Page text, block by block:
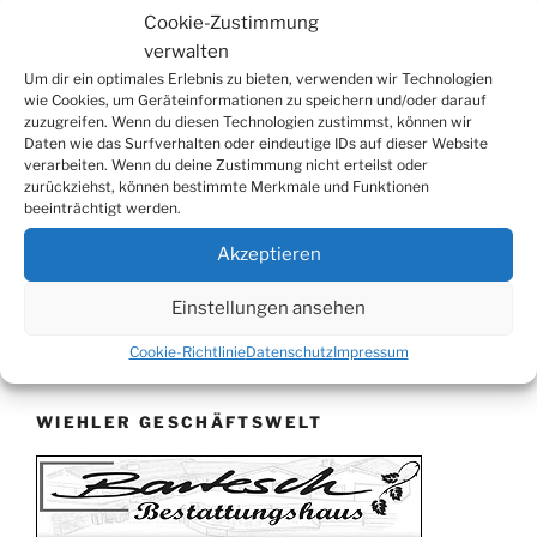
Cookie-Zustimmung
verwalten
Um dir ein optimales Erlebnis zu bieten, verwenden wir Technologien
wie Cookies, um Geräteinformationen zu speichern und/oder darauf
zuzugreifen. Wenn du diesen Technologien zustimmst, können wir
Daten wie das Surfverhalten oder eindeutige IDs auf dieser Website
verarbeiten. Wenn du deine Zustimmung nicht erteilst oder
zurückziehst, können bestimmte Merkmale und Funktionen
beeinträchtigt werden.
Akzeptieren
Einstellungen ansehen
Cookie-RichtlinieDatenschutzImpressum
Beach-Volleyball-Turnier
13.09.
Wandertag
19.09.
Treckertreffen in Hengstenberg
ab 24.09.
Herbstprogramm im Burghaus
26.09.
Herbstbasar
17.10.
80er/90er–Party
Erzquell Brauerei: Halloween Party
07.11.
Katharinenball in der Aula
St. Martin in Oberbantenberg
St. Martin in Weiershagen
10.11.
St. Martin in Bielstein
11.11.
„DÜX“ im Burghaus
14.11.
Proklamation der Tollitäten
15.11.
Konzert Bielsteiner Männerchor
WIEHLER GESCHÄFTSWELT